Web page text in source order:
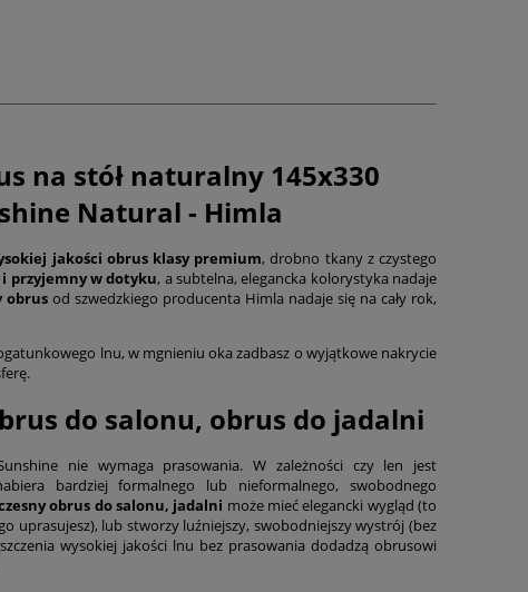
na stół naturalny 145x330
Natural - Himla
jakości obrus klasy premium, drobno tkany z czystego
przyjemny w dotyku, a subtelna, elegancka kolorystyka nadaje
obrusod szwedzkiego producenta Himla nadaje się na cały rok,
lnu, w mgnieniu oka zadbasz o wyjątkowe nakrycie
do salonu, obrus do jadalni
nie wymaga prasowania. W zależności czy len jest
bardziej formalnego lub nieformalnego, swobodnego
obrus do salonu, jadalni może mieć elegancki wygląd (to
uprasujesz), lub stworzy luźniejszy, swobodniejszy wystrój (bez
wysokiej jakości lnu bez prasowania dodadzą obrusowi